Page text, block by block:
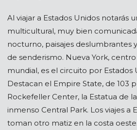
Al viajar a Estados Unidos notarás
multicultural, muy bien
nocturno, paisajes deslumbrantes
de senderismo. Nueva York,
mundial, es el circuito por Estados
Destacan el Empire State, de 103
Rockefeller Center, la Estatua de
inmenso Central Park. Los viajes a
toman otro matiz en la costa